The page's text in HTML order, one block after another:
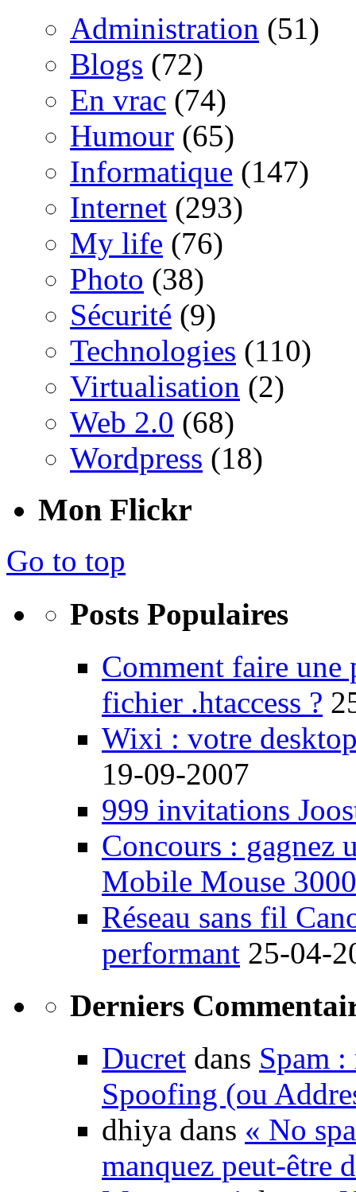
Administration (51)
Blogs (72)
En vrac (74)
Humour (65)
Informatique (147)
Internet (293)
My life (76)
Photo (38)
Sécurité (9)
Technologies (110)
Virtualisation (2)
Web 2.0 (68)
Wordpress (18)
Mon Flickr
Go to top
Posts Populaires
Comment faire une
fichier .htaccess ?
Wixi : votre
19-09-2007
999 invitations
Concours : gagnez
Mobile Mouse 3000
Réseau sans fil
performant 25-04-
Derniers
Ducret dans Spam :
Spoofing (ou
dhiya dans « No
manquez peut-être